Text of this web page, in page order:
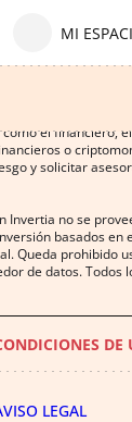
ser una
el financiero,
o
y solicitar
Invertia no se
basados en
Queda prohibido
de datos. Todos
DE
LEGAL